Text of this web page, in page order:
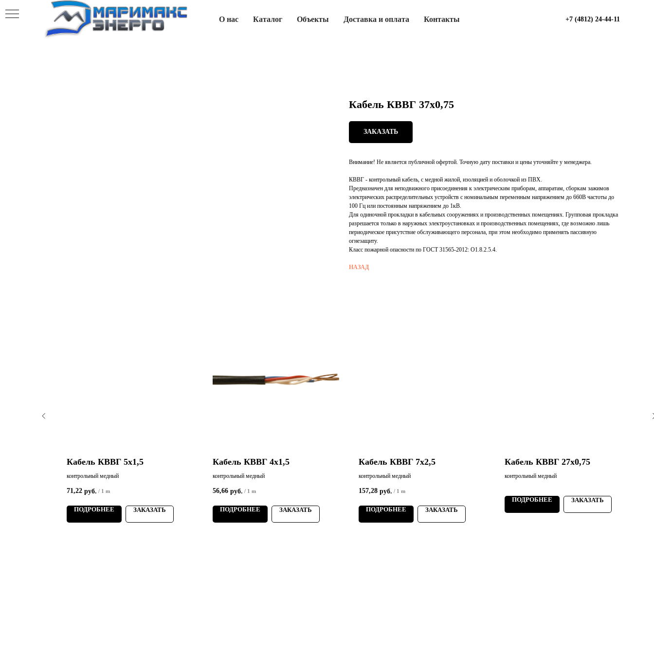
О нас Каталог Объекты Доставка и оплата Контакты +7 (4812) 24-44-11
Кабель КВВГ 37х0,75
ЗАКАЗАТЬ
Внимание! Не является публичной офертой. Точную дату поставки и цены уточняйте у менеджера.
КВВГ - контрольный кабель, с медной жилой, изоляцией и оболочкой из ПВХ.
Предназначен для неподвижного присоединения к электрическим приборам, аппаратам, сборкам зажимов
электрических распределительных устройств с номинальным переменным напряжением до 660В частоты до
100 Гц или постоянным напряжением до 1кВ.
Для одиночной прокладки в кабельных сооружениях и производственных помещениях. Групповая прокладка
разрешается только в наружных электроустановках и производственных помещениях, где возможно лишь
периодическое присутствие обслуживающего персонала, при этом необходимо применять пассивную
огнезащиту.
Класс пожарной опасности по ГОСТ 31565-2012: О1.8.2.5.4.
НАЗАД
Кабель КВВГ 5х1,5
контрольный медный
71,22 руб. / 1 m
ПОДРОБНЕЕ ЗАКАЗАТЬ
Кабель КВВГ 4х1,5
контрольный медный
56,66 руб. / 1 m
ПОДРОБНЕЕ ЗАКАЗАТЬ
Кабель КВВГ 7х2,5
контрольный медный
157,28 руб. / 1 m
ПОДРОБНЕЕ ЗАКАЗАТЬ
Кабель КВВГ 27х0,75
контрольный медный
ПОДРОБНЕЕ ЗАКАЗАТЬ